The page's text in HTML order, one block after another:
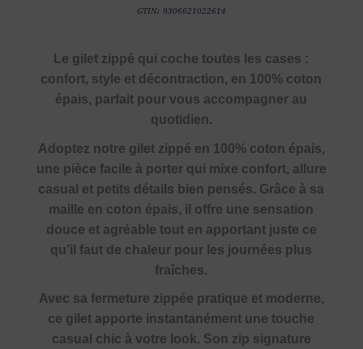
GTIN: 9306621022614
Le gilet zippé qui coche toutes les cases :
confort, style et décontraction, en 100% coton
épais, parfait pour vous accompagner au
quotidien.
Adoptez notre gilet zippé en 100% coton épais,
une pièce facile à porter qui mixe confort, allure
casual et petits détails bien pensés. Grâce à sa
maille en coton épais, il offre une sensation
douce et agréable tout en apportant juste ce
qu’il faut de chaleur pour les journées plus
fraîches.
Avec sa fermeture zippée pratique et moderne,
ce gilet apporte instantanément une touche
casual chic à votre look. Son zip signature